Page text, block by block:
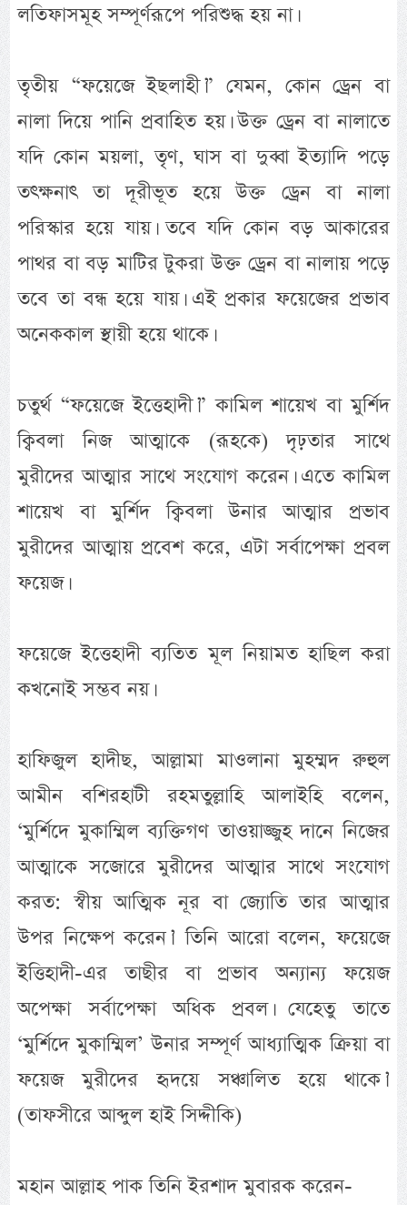
লতিফাসমূহ সম্পূর্ণরূপে পরিশুদ্ধ হয় না।
তৃতীয় “ফয়েজে ইছলাহী।” যেমন, কোন ড্রেন বা
নালা দিয়ে পানি প্রবাহিত হয়। উক্ত ড্রেন বা নালাতে
যদি কোন ময়লা, তৃণ, ঘাস বা দুব্বা ইত্যাদি পড়ে
তৎক্ষনাৎ তা দূরীভূত হয়ে উক্ত ড্রেন বা নালা
পরিস্কার হয়ে যায়। তবে যদি কোন বড় আকারের
পাথর বা বড় মাটির টুকরা উক্ত ড্রেন বা নালায় পড়ে
তবে তা বন্ধ হয়ে যায়। এই প্রকার ফয়েজের প্রভাব
অনেককাল স্থায়ী হয়ে থাকে।
চতুর্থ “ফয়েজে ইত্তেহাদী।” কামিল শায়েখ বা মুর্শিদ
ক্বিবলা নিজ আত্মাকে (রূহকে) দৃঢ়তার সাথে
মুরীদের আত্মার সাথে সংযোগ করেন। এতে কামিল
শায়েখ বা মুর্শিদ ক্বিবলা উনার আত্মার প্রভাব
মুরীদের আত্মায় প্রবেশ করে, এটা সর্বাপেক্ষা প্রবল
ফয়েজ।
ফয়েজে ইত্তেহাদী ব্যতিত মূল নিয়ামত হাছিল করা
কখনোই সম্ভব নয়।
হাফিজুল হাদীছ, আল্লামা মাওলানা মুহম্মদ রুহুল
আমীন বশিরহাটী রহমতুল্লাহি আলাইহি বলেন,
‘মুর্শিদে মুকাম্মিল ব্যক্তিগণ তাওয়াজ্জুহ দানে নিজের
আত্মাকে সজোরে মুরীদের আত্মার সাথে সংযোগ
করত: স্বীয় আত্মিক নূর বা জ্যোতি তার আত্মার
উপর নিক্ষেপ করেন।’ তিনি আরো বলেন, ফয়েজে
ইত্তিহাদী-এর তাছীর বা প্রভাব অন্যান্য ফয়েজ
অপেক্ষা সর্বাপেক্ষা অধিক প্রবল। যেহেতু তাতে
‘মুর্শিদে মুকাম্মিল’ উনার সম্পূর্ণ আধ্যাত্মিক ক্রিয়া বা
ফয়েজ মুরীদের হৃদয়ে সঞ্চালিত হয়ে থাকে।’
(তাফসীরে আব্দুল হাই সিদ্দীকি)
মহান আল্লাহ পাক তিনি ইরশাদ মুবারক করেন-